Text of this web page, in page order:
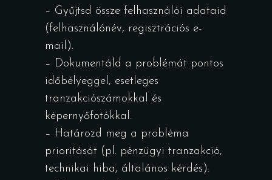
– Gyűjtsd össze felhasználói adataid
(felhasználónév, regisztrációs e-
mail).
– Dokumentáld a problémát pontos
időbélyeggel, esetleges
tranzakciószámokkal és
képernyőfotókkal.
– Határozd meg a probléma
prioritását (pl. pénzügyi tranzakció,
technikai hiba, általános kérdés).